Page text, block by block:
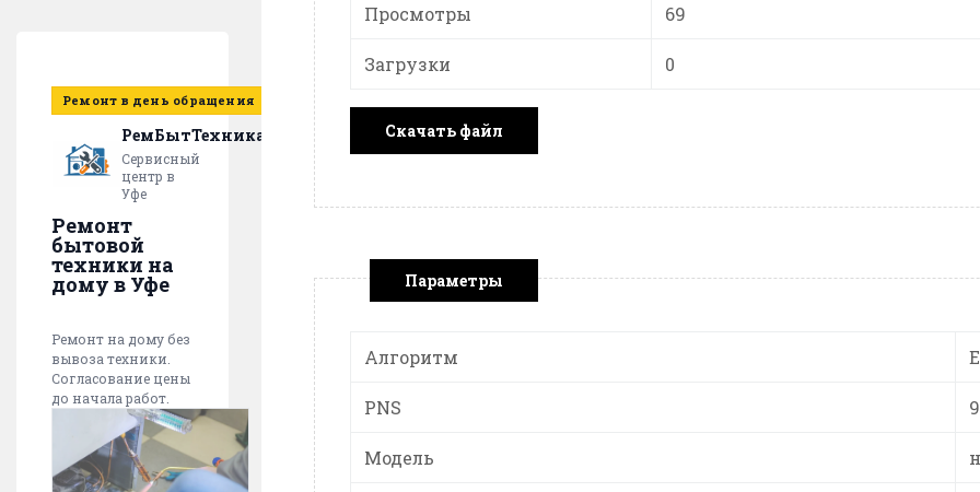
Ремонт в день обращения
РемБытТехника
Сервисный
центр в
Уфе
Ремонт
бытовой
техники на
дому в Уфе
Ремонт на дому без
вывоза техники.
Согласование цены
до начала работ.
Просмотры 69
Загрузки 0
Скачать файл
Параметры
Алгоритм
PNS
Модель